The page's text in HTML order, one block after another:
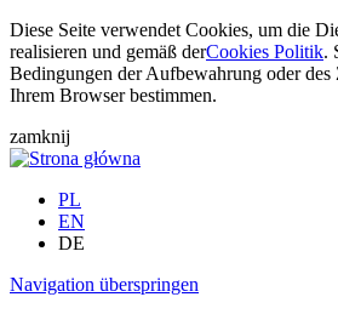
Diese Seite verwendet Cookies, um die
realisieren und gemäß derCookies Politik.
Bedingungen der Aufbewahrung oder des
Ihrem Browser bestimmen.
zamknij
PL
EN
DE
Navigation überspringen